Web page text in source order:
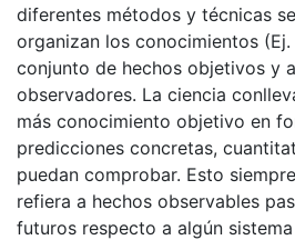
diferentes métodos y técnicas
organizan los conocimientos
conjunto de hechos objetivos y
observadores. La ciencia
más conocimiento objetivo en
predicciones concretas,
puedan comprobar. Esto
refiera a hechos observables
futuros respecto a algún